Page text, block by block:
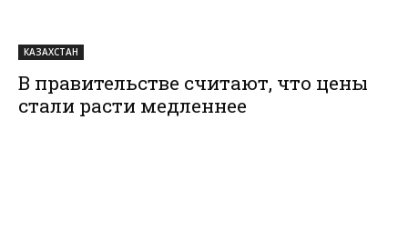
КАЗАХСТАН
В правительстве считают, что цены
стали расти медленнее